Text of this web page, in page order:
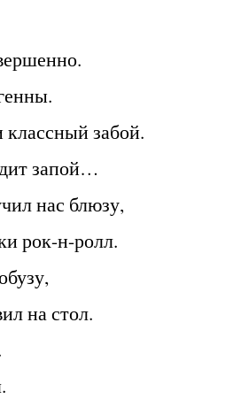
забой.
запой…
нас блюзу,
рок-н-ролл.
на стол.